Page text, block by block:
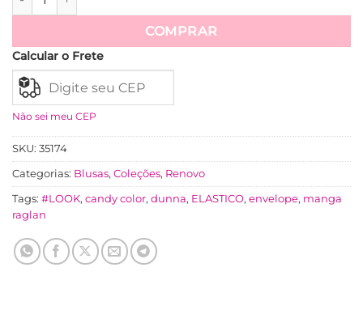
COMPRAR
Calcular o Frete
Não sei meu CEP
SKU: 35174
Categorias: Blusas, Coleções, Renovo
Tags: #LOOK, candy color, dunna, ELASTICO, envelope, manga
raglan